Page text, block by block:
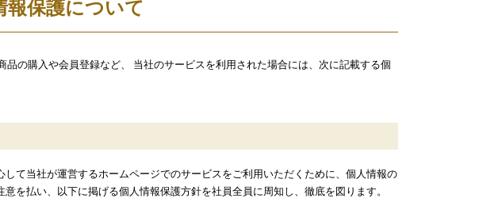
報保護について
の購入や会員登録など、 当社のサービスを利用された場合には、次に記載する個
て当社が運営するホームページでのサービスをご利用いただくために、個人情報の
を払い、以下に掲げる個人情報保護方針を社員全員に周知し、徹底を図ります。